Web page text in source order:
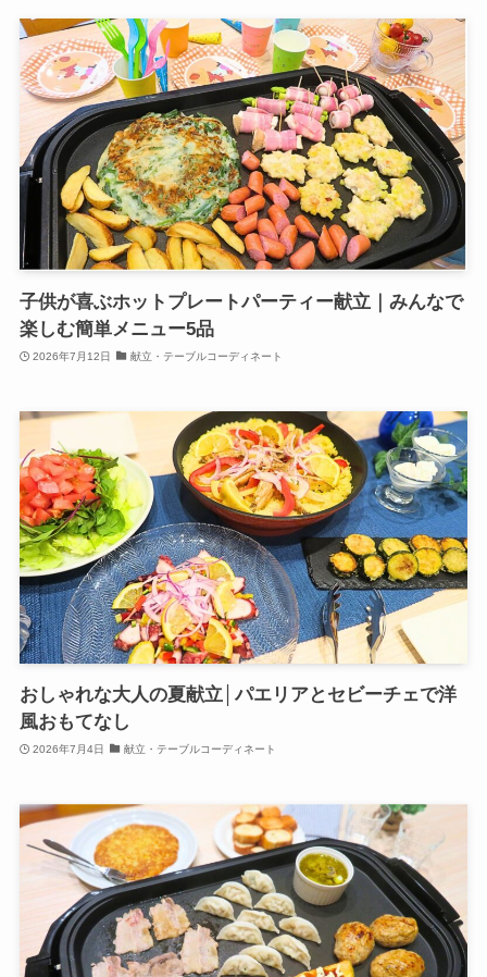
子供が喜ぶホットプレートパーティー献立｜みんなで
楽しむ簡単メニュー5品
2026年7月12日 献立・テーブルコーディネート
おしゃれな大人の夏献立│パエリアとセビーチェで洋
風おもてなし
2026年7月4日 献立・テーブルコーディネート